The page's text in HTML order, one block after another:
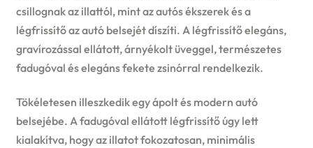
csillognak az illattól, mint az autós ékszerek és a
légfrissítő az autó belsejét díszíti. A légfrissítő elegáns,
gravírozással ellátott, árnyékolt üveggel, természetes
fadugóval és elegáns fekete zsinórral rendelkezik.
Tökéletesen illeszkedik egy ápolt és modern autó
belsejébe. A fadugóval ellátott légfrissítő úgy lett
kialakítva, hogy az illatot fokozatosan, minimális